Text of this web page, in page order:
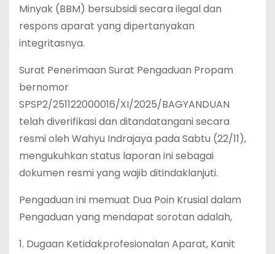
Minyak (BBM) bersubsidi secara ilegal dan
respons aparat yang dipertanyakan
integritasnya.
‎Surat Penerimaan Surat Pengaduan Propam
bernomor
SPSP2/251122000016/XI/2025/BAGYANDUAN
telah diverifikasi dan ditandatangani secara
resmi oleh Wahyu Indrajaya pada Sabtu (22/11),
mengukuhkan status laporan ini sebagai
dokumen resmi yang wajib ditindaklanjuti.
‎Pengaduan ini memuat Dua Poin Krusial dalam
Pengaduan yang mendapat sorotan adalah,
‎1. Dugaan Ketidakprofesionalan Aparat, Kanit